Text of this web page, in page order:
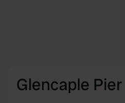
Glencaple Pier